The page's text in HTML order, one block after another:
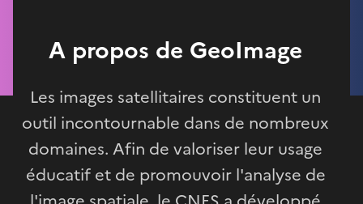
A propos de GeoImage
Les images satellitaires constituent un
outil incontournable dans de nombreux
domaines. Afin de valoriser leur usage
éducatif et de promouvoir l'analyse de